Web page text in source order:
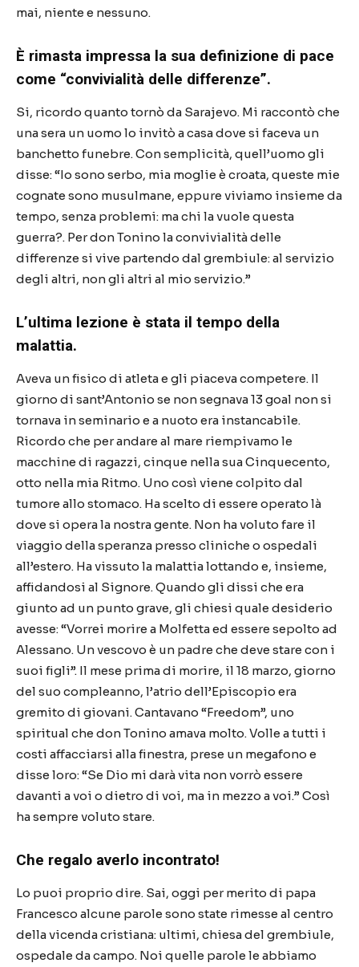
mai, niente e nessuno.
È rimasta impressa la sua definizione di pace
come “convivialità delle differenze”.
Si, ricordo quanto tornò da Sarajevo. Mi raccontò che
una sera un uomo lo invitò a casa dove si faceva un
banchetto funebre. Con semplicità, quell’uomo gli
disse: “Io sono serbo, mia moglie è croata, queste mie
cognate sono musulmane, eppure viviamo insieme da
tempo, senza problemi: ma chi la vuole questa
guerra?. Per don Tonino la convivialità delle
differenze si vive partendo dal grembiule: al servizio
degli altri, non gli altri al mio servizio.”
L’ultima lezione è stata il tempo della
malattia.
Aveva un fisico di atleta e gli piaceva competere. Il
giorno di sant’Antonio se non segnava 13 goal non si
tornava in seminario e a nuoto era instancabile.
Ricordo che per andare al mare riempivamo le
macchine di ragazzi, cinque nella sua Cinquecento,
otto nella mia Ritmo. Uno così viene colpito dal
tumore allo stomaco. Ha scelto di essere operato là
dove si opera la nostra gente. Non ha voluto fare il
viaggio della speranza presso cliniche o ospedali
all’estero. Ha vissuto la malattia lottando e, insieme,
affidandosi al Signore. Quando gli dissi che era
giunto ad un punto grave, gli chiesi quale desiderio
avesse: “Vorrei morire a Molfetta ed essere sepolto ad
Alessano. Un vescovo è un padre che deve stare con i
suoi figli”. Il mese prima di morire, il 18 marzo, giorno
del suo compleanno, l’atrio dell’Episcopio era
gremito di giovani. Cantavano “Freedom”, uno
spiritual che don Tonino amava molto. Volle a tutti i
costi affacciarsi alla finestra, prese un megafono e
disse loro: “Se Dio mi darà vita non vorrò essere
davanti a voi o dietro di voi, ma in mezzo a voi.” Così
ha sempre voluto stare.
Che regalo averlo incontrato!
Lo puoi proprio dire. Sai, oggi per merito di papa
Francesco alcune parole sono state rimesse al centro
della vicenda cristiana: ultimi, chiesa del grembiule,
ospedale da campo. Noi quelle parole le abbiamo